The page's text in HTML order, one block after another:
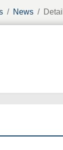
News